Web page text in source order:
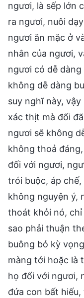
ngươi, là sếp lớn
ra ngươi, nuôi
ngươi ăn mặc ở
nhân của ngươi,
ngươi có dễ
không dễ dàng
suy nghĩ này,
xác thịt mà đối
ngươi sẽ không
không thoả
đối với ngươi,
trói buộc, áp
không nguyện ý,
thoát khỏi nó,
sao phải thuận
buông bỏ kỳ
màng tới hoặc là
họ đối với ngươi,
đứa con bất